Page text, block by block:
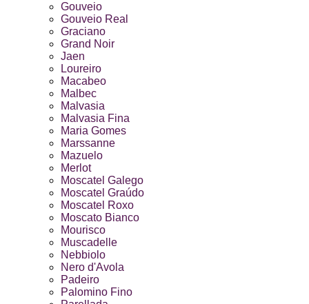
Gouveio
Gouveio Real
Graciano
Grand Noir
Jaen
Loureiro
Macabeo
Malbec
Malvasia
Malvasia Fina
Maria Gomes
Marssanne
Mazuelo
Merlot
Moscatel Galego
Moscatel Graúdo
Moscatel Roxo
Moscato Bianco
Mourisco
Muscadelle
Nebbiolo
Nero d'Avola
Padeiro
Palomino Fino